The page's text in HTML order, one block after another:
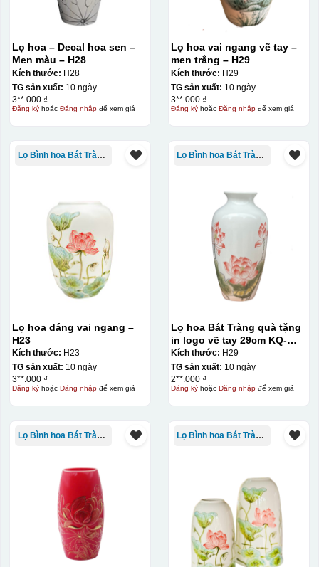
Kiểu in:
In Decal
IN Decal lên GỐM SỨ
Bước 1: Tạo khuôn in để tạo ra Decal Bước 2: Dán
decal lên gốm sứ Bước 3: Cho vào lò nung ở nhiệt độ
trước khi dán nó lên gốm sứ, xưởng in sẽ in lên 1 loại
giấy đặc biệt, và kích thước logo được căn chỉnh theo
sản phẩm, để khi dán không bị nhỏ hoặc to quá
Lọ hoa – Decal hoa sen –
Men màu – H28
Kích thước: H28
TG sản xuất: 10 ngày
3**.000 ₫
Đăng kýhoặc Đăng nhậpđể xem giá
Lọ hoa vai ngang vẽ tay –
men trắng – H29
Kích thước: H29
TG sản xuất: 10 ngày
3**.000 ₫
Đăng kýhoặc Đăng nhậpđể xem giá
Lọ Bình hoa Bát Tràng in logo
Lọ hoa dáng vai ngang –
H23
Kích thước: H23
TG sản xuất: 10 ngày
3**.000 ₫
Đăng kýhoặc Đăng nhậpđể xem giá
Lọ Bình hoa Bát Tràng in logo
Lọ hoa Bát Tràng quà tặng
in logo vẽ tay 29cm KQ-
LH01
Kích thước: H29
TG sản xuất: 10 ngày
2**.000 ₫
Đăng kýhoặc Đăng nhậpđể xem giá
Lọ Bình hoa Bát Tràng in logo Lọ Bình hoa Bát Tràng in logo